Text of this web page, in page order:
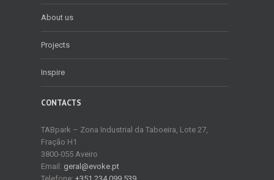
About us
Projects
Inspire
CONTACTS
TABpark – Zona Industrial da Taboeira, Lote 27,
Fração H1
3800-055 Aveiro
Email: geral@evoke.pt